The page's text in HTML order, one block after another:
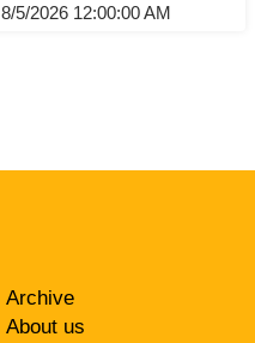
8/5/2026 12:00:00 AM
Archive
About us